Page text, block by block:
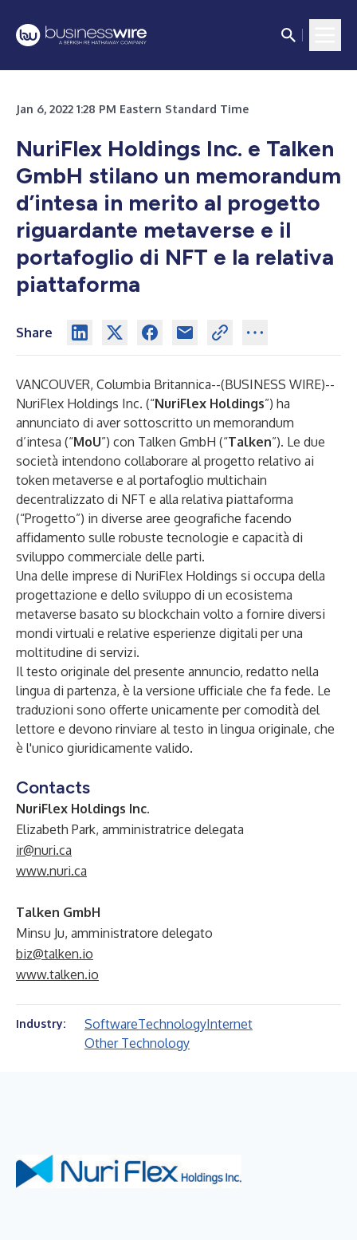
Jan 6, 2022 1:28 PM Eastern Standard Time
NuriFlex Holdings Inc. e Talken
GmbH stilano un memorandum
d’intesa in merito al progetto
riguardante metaverse e il
portafoglio di NFT e la relativa
piattaforma
Share
VANCOUVER, Columbia Britannica--(BUSINESS WIRE)--
NuriFlex Holdings Inc. (“NuriFlex Holdings”) ha
annunciato di aver sottoscritto un memorandum
d’intesa (“MoU”) con Talken GmbH (“Talken”). Le due
società intendono collaborare al progetto relativo ai
token metaverse e al portafoglio multichain
decentralizzato di NFT e alla relativa piattaforma
(“Progetto”) in diverse aree geografiche facendo
affidamento sulle robuste tecnologie e capacità di
sviluppo commerciale delle parti.
Una delle imprese di NuriFlex Holdings si occupa della
progettazione e dello sviluppo di un ecosistema
metaverse basato su blockchain volto a fornire diversi
mondi virtuali e relative esperienze digitali per una
moltitudine di servizi.
Il testo originale del presente annuncio, redatto nella
lingua di partenza, è la versione ufficiale che fa fede. Le
traduzioni sono offerte unicamente per comodità del
lettore e devono rinviare al testo in lingua originale, che
è l'unico giuridicamente valido.
Contacts
NuriFlex Holdings Inc.
Elizabeth Park, amministratrice delegata
ir@nuri.ca
www.nuri.ca
Talken GmbH
Minsu Ju, amministratore delegato
biz@talken.io
www.talken.io
Industry: SoftwareTechnologyInternet
Other Technology